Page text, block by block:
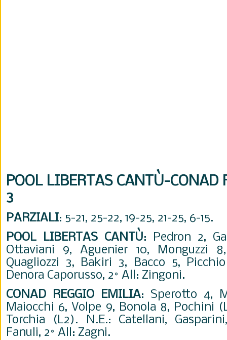
POOL LIBERTAS CANTÙ-CONAD
3
PARZIALI: 5-21, 25-22, 19-25, 21-25, 6-15.
POOL LIBERTAS CANTÙ: Pedron 2,
Ottaviani 9, Aguenier 10, Monguzzi
Quagliozzi 3, Bakiri 3, Bacco 5,
Denora Caporusso, 2° All: Zingoni.
CONAD REGGIO EMILIA: Sperotto 4,
Maiocchi 6, Volpe 9, Bonola 8, Pochini
Torchia (L2). N.E.: Catellani,
Fanuli, 2° All: Zagni.